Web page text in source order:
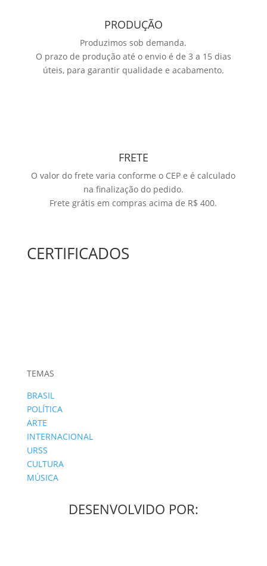
PRODUÇÃO
Produzimos sob demanda.
O prazo de produção até o envio é de 3 a 15 dias
úteis, para garantir qualidade e acabamento.
FRETE
O valor do frete varia conforme o CEP e é calculado
na finalização do pedido.
Frete grátis em compras acima de R$ 400.
CERTIFICADOS
TEMAS
BRASIL
POLÍTICA
ARTE
INTERNACIONAL
URSS
CULTURA
MÚSICA
DESENVOLVIDO POR: